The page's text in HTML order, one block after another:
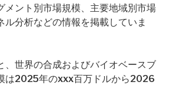
メント別市場規模、主要地域別市場
ル分析などの情報を掲載していま
、世界の合成およびバイオベースブ
は2025年のxxx百万ドルから2026